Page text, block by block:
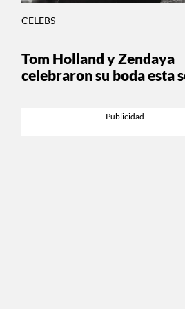
CELEBS
Tom Holland y Zendaya
celebraron su boda esta